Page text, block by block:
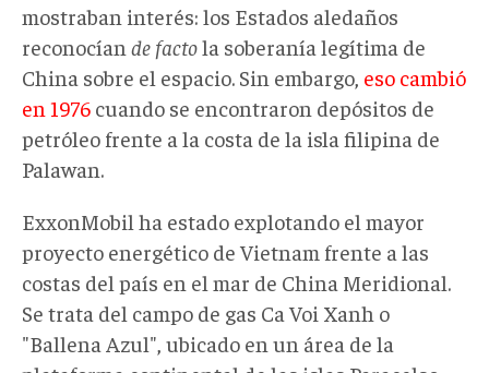
mostraban interés: los Estados aledaños
reconocían de factola soberanía legítima de
China sobre el espacio. Sin embargo, eso cambió
en 1976 cuando se encontraron depósitos de
petróleo frente a la costa de la isla filipina de
Palawan.
ExxonMobil ha estado explotando el mayor
proyecto energético de Vietnam frente a las
costas del país en el mar de China Meridional.
Se trata del campo de gas Ca Voi Xanh o
"Ballena Azul", ubicado en un área de la